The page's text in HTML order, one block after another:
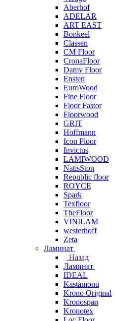
Aberhof
ADELAR
ART EAST
Bonkeel
Classen
CM Floor
CronaFloor
Damy Floor
Ensten
EuroWood
Fine Floor
Floor Fastor
Floorwood
GRIT
Hoffmann
Icon Floor
Invictus
LAMIWOOD
NatisSton
Republic floor
ROYCE
Spark
Texfloor
TheFloor
VINILAM
westerhoff
Zeta
Ламинат
Назад
Ламинат
IDEAL
Kastamonu
Krono Original
Kronospan
Kronotex